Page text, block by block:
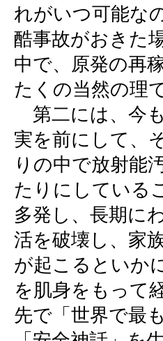
れがいつ可能な
酷事故がおきた
中で、原発の再
たくの当然の理
第二には、今
実を前にして、
りの中で放射能
たりにしている
多発し、長期に
活を破壊し、家
が起こるといか
を肌身をもって
先で「世界で最